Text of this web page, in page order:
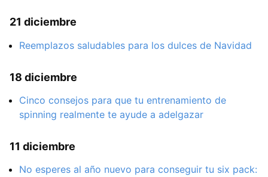
21 diciembre
Reemplazos saludables para los dulces de Navidad
18 diciembre
Cinco consejos para que tu entrenamiento de
spinning realmente te ayude a adelgazar
11 diciembre
No esperes al año nuevo para conseguir tu six pack: